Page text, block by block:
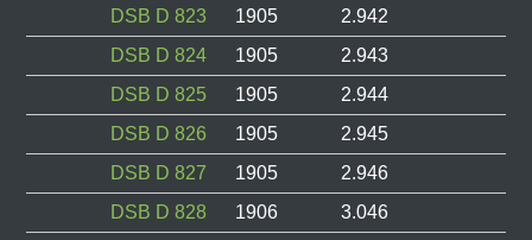
DSB D 823
1905
2.942
DSB D 824
1905
2.943
DSB D 825
1905
2.944
DSB D 826
1905
2.945
DSB D 827
1905
2.946
DSB D 828
1906
3.046